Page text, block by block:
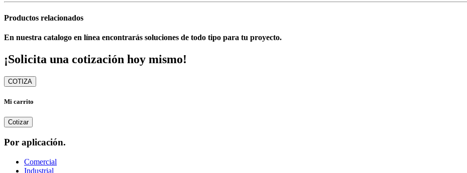
Productos relacionados
En nuestra catalogo en línea encontrarás soluciones de todo tipo para tu proyecto.
¡Solicita una cotización hoy mismo!
COTIZA
Mi carrito
Cotizar
Por aplicación.
Comercial
Industrial